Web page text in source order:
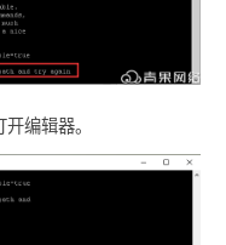
开编辑器。